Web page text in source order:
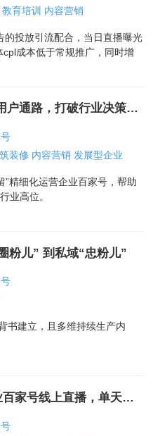
教育培训 内容营销
的投放引流配合，当日直播曝光
成本低于常规推广，同时增
多场景高频转化，打开品牌-用户通路，打破行业决策路径冗长现状
装修 内容营销 发展型企业
”精细化运营企业百家号，帮助
业高位。
粉儿” 到私域“忠粉儿”
书建立，且多维持续生产内
疫情期间将线下展会搬到企业百家号线上直播，单天大型机械成单10多单！